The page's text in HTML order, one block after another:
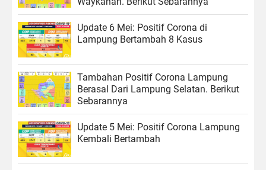
Update 6 Mei: Positif Corona di
Lampung Bertambah 8 Kasus
Tambahan Positif Corona Lampung
Berasal Dari Lampung Selatan. Berikut
Sebarannya
Update 5 Mei: Positif Corona Lampung
Kembali Bertambah